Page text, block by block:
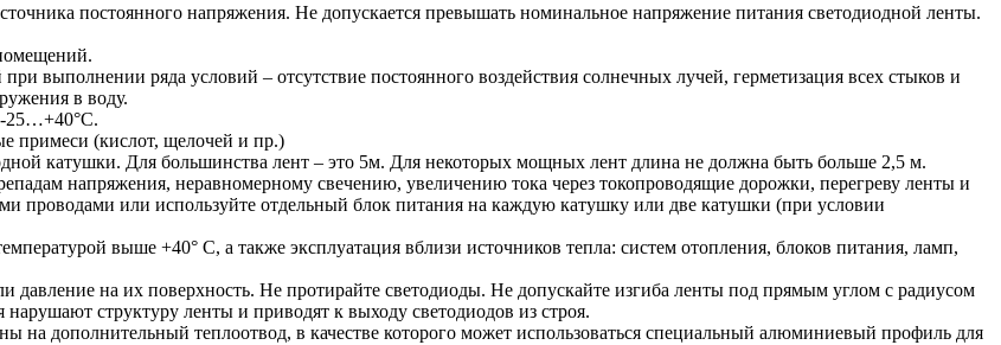
постоянного напряжения. Не допускается превышать номинальное напряжение питания светодиодной ленты.
выполнении ряда условий – отсутствие постоянного воздействия солнечных лучей, герметизация всех стыков и
в воду.
-25…+40°С.
примеси (кислот, щелочей и пр.)
катушки. Для большинства лент – это 5м. Для некоторых мощных лент длина не должна быть больше 2,5 м.
напряжения, неравномерному свечению, увеличению тока через токопроводящие дорожки, перегреву ленты и
проводами или используйте отдельный блок питания на каждую катушку или две катушки (при условии
выше +40° C, а также эксплуатация вблизи источников тепла: систем отопления, блоков питания, ламп,
давление на их поверхность. Не протирайте светодиоды. Не допускайте изгиба ленты под прямым углом с радиусом
структуру ленты и приводят к выходу светодиодов из строя.
дополнительный теплоотвод, в качестве которого может использоваться специальный алюминиевый профиль для